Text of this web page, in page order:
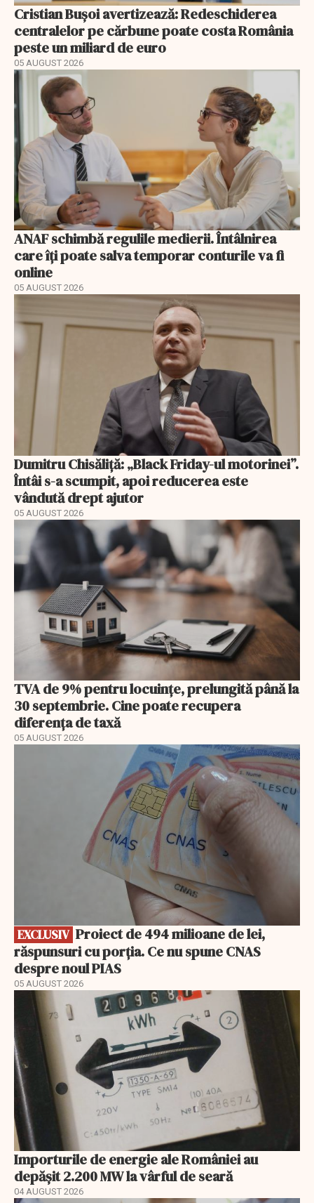
Cristian Bușoi avertizează: Redeschiderea
centralelor pe cărbune poate costa România
peste un miliard de euro
05 AUGUST 2026
ANAF schimbă regulile medierii. Întâlnirea
care îți poate salva temporar conturile va fi
online
05 AUGUST 2026
Dumitru Chisăliță: „Black Friday-ul motorinei”.
Întâi s-a scumpit, apoi reducerea este
vândută drept ajutor
05 AUGUST 2026
TVA de 9% pentru locuințe, prelungită până la
30 septembrie. Cine poate recupera
diferența de taxă
05 AUGUST 2026
EXCLUSIV
răspunsuri cu porția. Ce nu spune CNAS
despre noul PIAS
05 AUGUST 2026
Importurile de energie ale României au
depășit 2.200 MW la vârful de seară
04 AUGUST 2026